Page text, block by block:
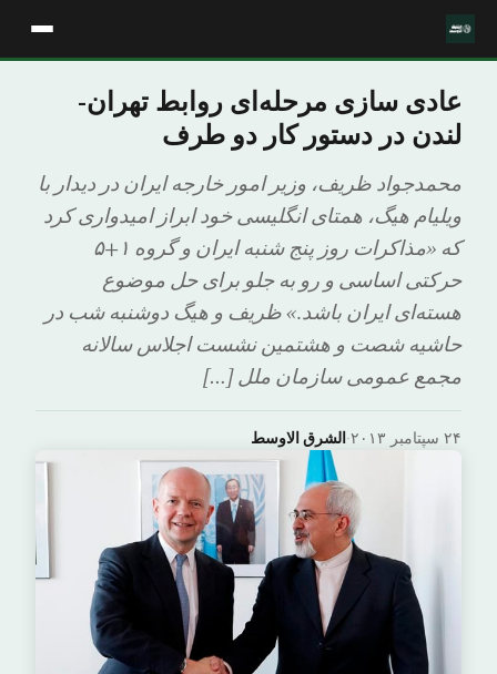
عادی سازی مرحله‌ای روابط تهران-
لندن در دستور کار دو طرف
محمدجواد ظریف، وزیر امور خارجه ایران در دیدار با
ویلیام هیگ، همتای انگلیسی خود ابراز امیدواری کرد
که «مذاکرات روز پنج شنبه ایران و گروه ۱+۵
حرکتی اساسی و رو به جلو برای حل موضوع
هسته‌ای ایران باشد.» ظریف و هیگ دوشنبه شب در
حاشیه شصت و هشتمین نشست اجلاس سالانه
مجمع عمومی سازمان ملل […]
الشرق الاوسط· ۲۴ سپتامبر ۲۰۱۳